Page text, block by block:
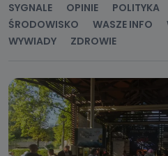
SYGNALE
OPINIE POLITYKA
ŚRODOWISKO
WASZE INFO
WYWIADY
ZDROWIE